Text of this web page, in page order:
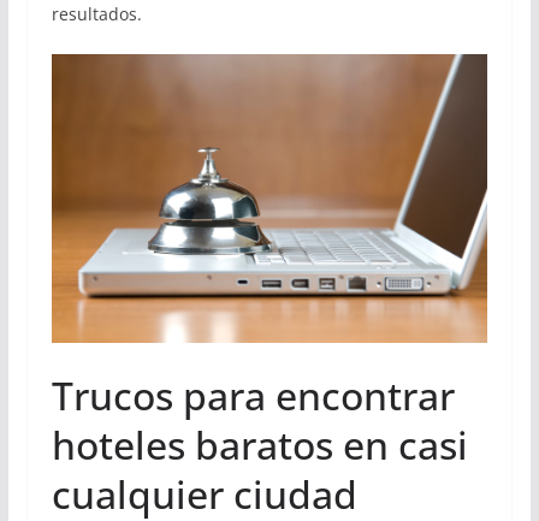
resultados.
Trucos para encontrar
hoteles baratos en casi
cualquier ciudad